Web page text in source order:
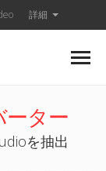
詳細
ーター
を抽出